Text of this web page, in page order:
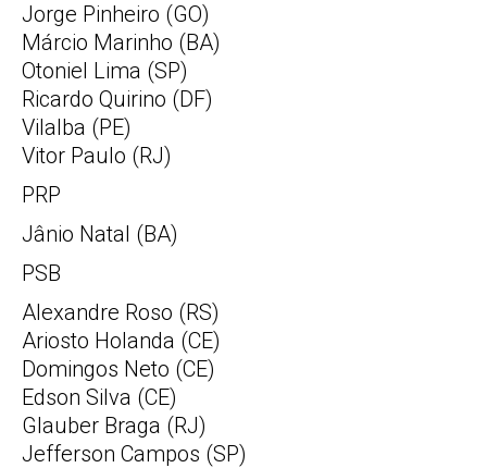
Jorge Pinheiro (GO)
Márcio Marinho (BA)
Otoniel Lima (SP)
Ricardo Quirino (DF)
Vilalba (PE)
Vitor Paulo (RJ)
PRP
Jânio Natal (BA)
PSB
Alexandre Roso (RS)
Ariosto Holanda (CE)
Domingos Neto (CE)
Edson Silva (CE)
Glauber Braga (RJ)
Jefferson Campos (SP)